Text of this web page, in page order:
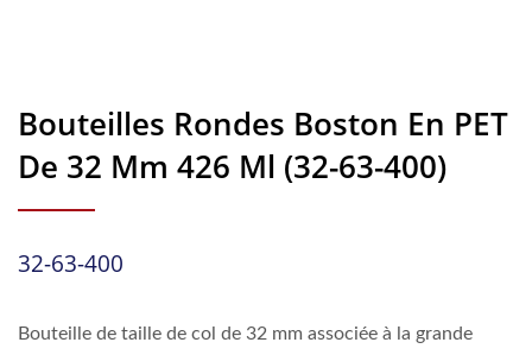
Bouteilles Rondes Boston En PET
De 32 Mm 426 Ml (32-63-400)
32-63-400
Bouteille de taille de col de 32 mm associée à la grande